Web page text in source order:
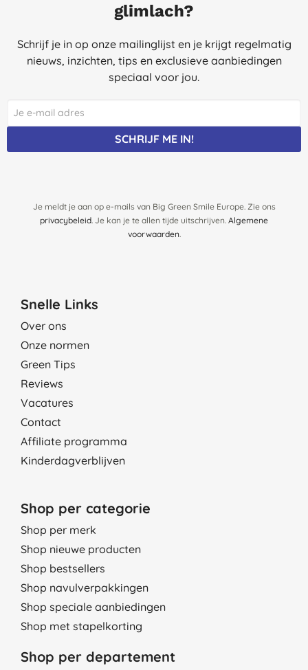
glimlach?
Schrijf je in op onze mailinglijst en je krijgt regelmatig
nieuws, inzichten, tips en exclusieve aanbiedingen
speciaal voor jou.
SCHRIJF ME IN!
Je meldt je aan op e-mails van Big Green Smile Europe. Zie ons
privacybeleid. Je kan je te allen tijde uitschrijven. Algemene
voorwaarden.
Snelle Links
Over ons
Onze normen
Green Tips
Reviews
Vacatures
Contact
Affiliate programma
Kinderdagverblijven
Shop per categorie
Shop per merk
Shop nieuwe producten
Shop bestsellers
Shop navulverpakkingen
Shop speciale aanbiedingen
Shop met stapelkorting
Shop per departement